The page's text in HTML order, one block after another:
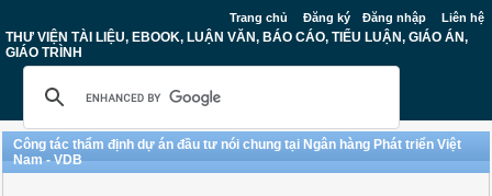
Trang chủ Đăng ký Đăng nhập Liên hệ
THƯ VIỆN TÀI LIỆU, EBOOK, LUẬN VĂN, BÁO CÁO, TIỂU LUẬN, GIÁO ÁN,
GIÁO TRÌNH
Công tác thẩm định dự án đầu tư nói chung tại Ngân hàng Phát triển Việt
Nam - VDB